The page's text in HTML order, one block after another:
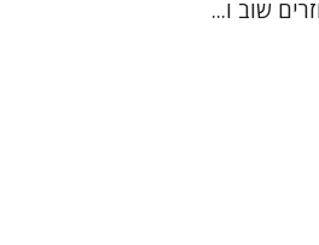
שוב ו...